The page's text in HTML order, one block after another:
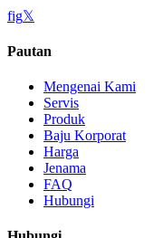
fig𝕏
Pautan
Mengenai Kami
Servis
Produk
Baju Korporat
Harga
Jenama
FAQ
Hubungi